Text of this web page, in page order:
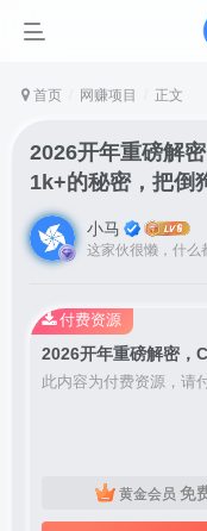
首页 网赚项目 正文
2026开年重磅解
1k+的秘密，把倒
小马
这家伙很懒，什么
此内容为付费资源，请
黄金会员 免
付费资源